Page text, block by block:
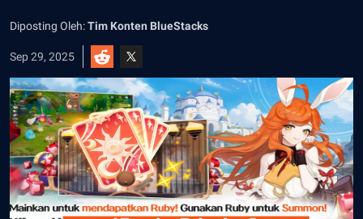
Diposting Oleh:Tim Konten BlueStacks
Sep 29, 2025